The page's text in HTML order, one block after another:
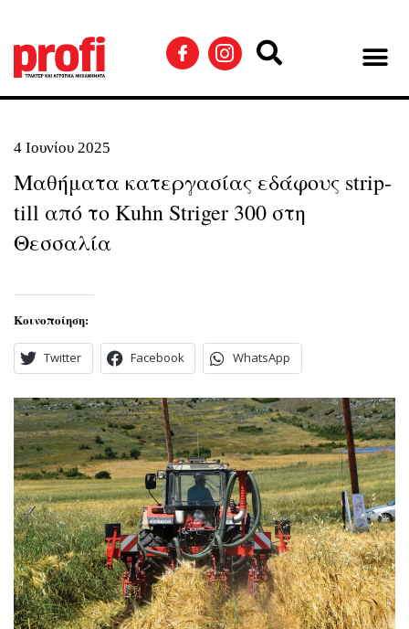
4 Ιουνίου 2025
Μαθήματα κατεργασίας εδάφους strip-
till από το Kuhn Striger 300 στη
Θεσσαλία
Κοινοποίηση:
Twitter Facebook WhatsApp